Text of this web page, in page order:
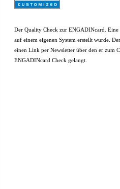
Der Quality Check zur ENGADINcard.
auf einem eigenen System erstellt wurde.
einen Link per Newsletter über den er zum
ENGADINcard Check gelangt.